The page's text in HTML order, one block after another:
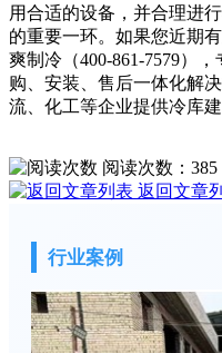
用合适的设备，并合理进
的重要一环。 如果您近期
爽制冷（400-861-7579）
购、安装、售后一体化解
流、化工等企业提供冷库建
阅读次数： 385
返回文章
行业案例